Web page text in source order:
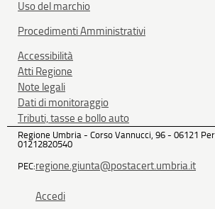
Uso del marchio
Procedimenti Amministrativi
Accessibilità
Atti Regione
Note legali
Dati di monitoraggio
Tributi, tasse e bollo auto
Regione Umbria - Corso Vannucci, 96 - 06121
01212820540
PEC:regione.giunta@postacert.umbria.it
Accedi